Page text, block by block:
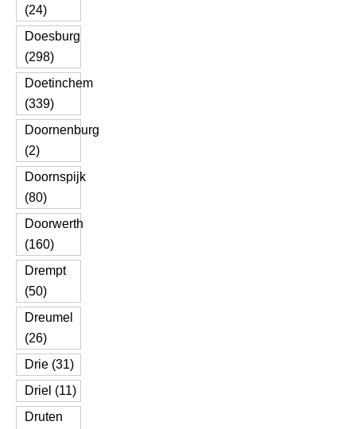
(24)
Doesburg
(298)
Doetinchem
(339)
Doornenburg
(2)
Doornspijk
(80)
Doorwerth
(160)
Drempt
(50)
Dreumel
(26)
Drie (31)
Driel (11)
Druten